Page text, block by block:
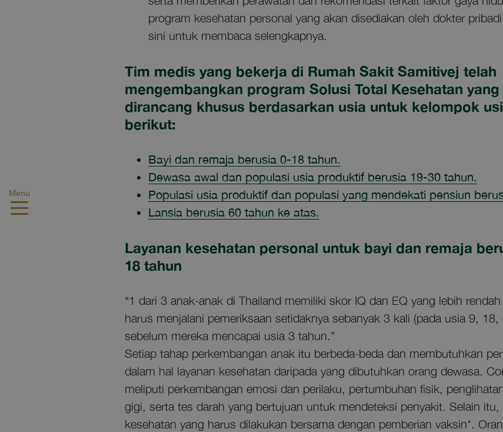
Menu
program kesehatan personal yang akan disediakan oleh dokter
sini untuk membaca selengkapnya.
Tim medis yang bekerja di Rumah Sakit Samitivej telah
mengembangkan program Solusi Total Kesehatan yang
dirancang khusus berdasarkan usia untuk kelompok
berikut:
Bayi dan remaja berusia 0-18 tahun.
Dewasa awal dan populasi usia produktif berusia 19-30 tahun.
Populasi usia produktif dan populasi yang mendekati pensiun
Lansia berusia 60 tahun ke atas.
Layanan kesehatan personal untuk bayi dan remaja
18 tahun
“1 dari 3 anak-anak di Thailand memiliki skor IQ dan EQ yang lebih
harus menjalani pemeriksaan setidaknya sebanyak 3 kali (pada usia 9,
sebelum mereka mencapai usia 3 tahun.”
Setiap tahap perkembangan anak itu berbeda-beda dan membutuhkan
dalam hal layanan kesehatan daripada yang dibutuhkan orang dewasa.
meliputi perkembangan emosi dan perilaku, pertumbuhan fisik,
gigi, serta tes darah yang bertujuan untuk mendeteksi penyakit. Selain
kesehatan yang harus dilakukan bersama dengan pemberian vaksin*.